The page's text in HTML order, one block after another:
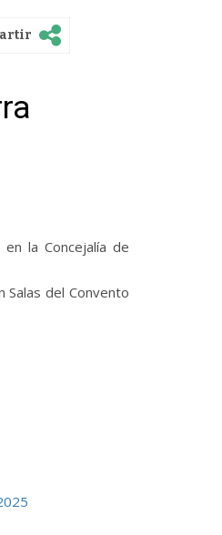
la Concejalía de
del Convento